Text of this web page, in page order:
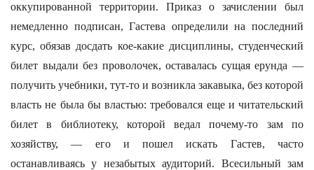
оккупированной территории. Приказ о зачислении был
немедленно подписан, Гастева определили на последний
курс, обязав досдать кое-какие дисциплины, студенческий
билет выдали без проволочек, оставалась сущая ерунда —
получить учебники, тут-то и возникла закавыка, без которой
власть не была бы властью: требовался еще и читательский
билет в библиотеку, которой ведал почему-то зам по
хозяйству, — его и пошел искать Гастев, часто
останавливаясь у незабытых аудиторий. Всесильный зам